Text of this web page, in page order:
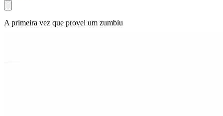
A primeira vez que provei um zumbiu